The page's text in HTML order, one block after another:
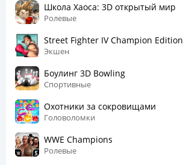
Школа Хаоса: 3D открытый мир
Ролевые
Street Fighter IV Champion Edition
Экшен
Боулинг 3D Bowling
Спортивные
Охотники за сокровищами
Головоломки
WWE Champions
Ролевые